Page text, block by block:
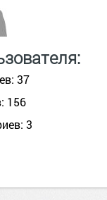
37
156
3